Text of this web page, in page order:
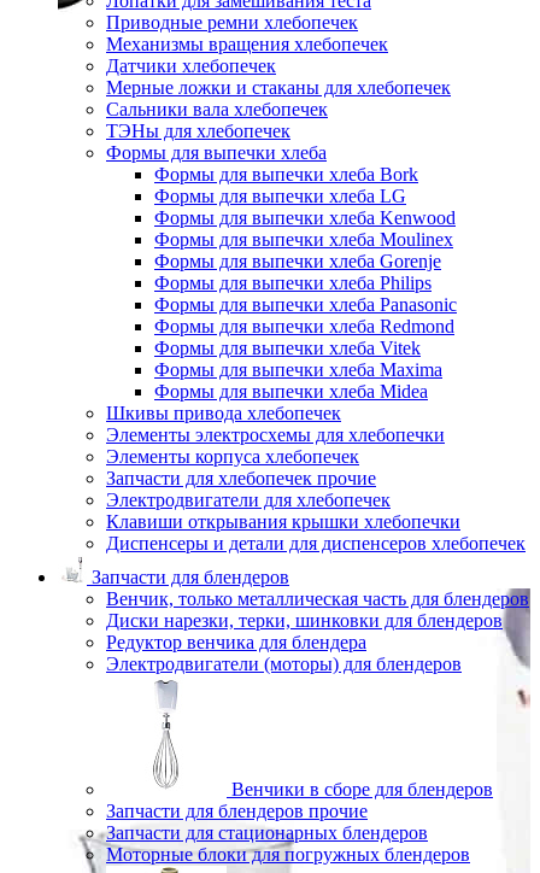
Приводные ремни хлебопечек
Механизмы вращения хлебопечек
Датчики хлебопечек
Мерные ложки и стаканы для хлебопечек
Сальники вала хлебопечек
ТЭНы для хлебопечек
Формы для выпечки хлеба
Формы для выпечки хлеба Bork
Формы для выпечки хлеба LG
Формы для выпечки хлеба Kenwood
Формы для выпечки хлеба Moulinex
Формы для выпечки хлеба Gorenje
Формы для выпечки хлеба Philips
Формы для выпечки хлеба Panasonic
Формы для выпечки хлеба Redmond
Формы для выпечки хлеба Vitek
Формы для выпечки хлеба Maxima
Формы для выпечки хлеба Midea
Шкивы привода хлебопечек
Элементы электросхемы для хлебопечки
Элементы корпуса хлебопечек
Запчасти для хлебопечек прочие
Электродвигатели для хлебопечек
Клавиши открывания крышки хлебопечки
Диспенсеры и детали для диспенсеров хлебопечек
Запчасти для блендеров
Венчик, только металлическая часть для блендеров
Диски нарезки, терки, шинковки для блендеров
Редуктор венчика для блендера
Электродвигатели (моторы) для блендеров
Венчики в сборе для блендеров
Запчасти для блендеров прочие
Запчасти для стационарных блендеров
Моторные блоки для погружных блендеров